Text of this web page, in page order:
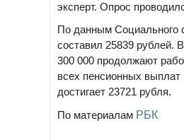
эксперт. Опрос
По данным Социального
составил 25839 рублей.
300 000 продолжают
всех пенсионных
достигает 23721 рубля.
По материалам РБК